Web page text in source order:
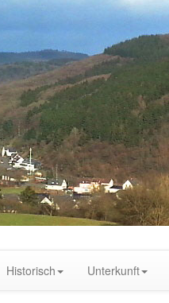
Historisch Unterkunft